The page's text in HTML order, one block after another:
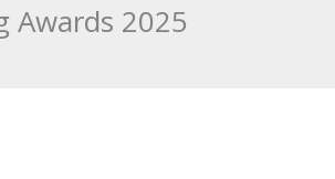
Awards 2025